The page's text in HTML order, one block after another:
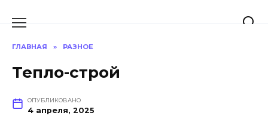
ГЛАВНАЯ » РАЗНОЕ
Тепло-строй
ОПУБЛИКОВАНО
4 апреля, 2025